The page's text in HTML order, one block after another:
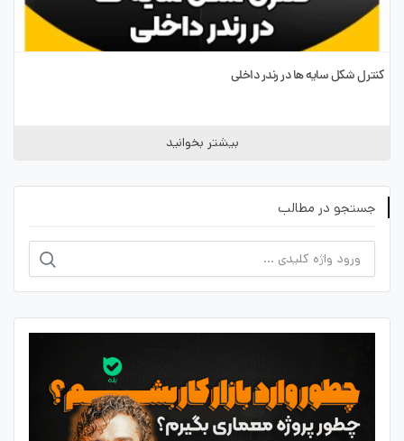
کنترل شکل سایه ها در رندر داخلی
بیشتر بخوانید
جستجو در مطالب